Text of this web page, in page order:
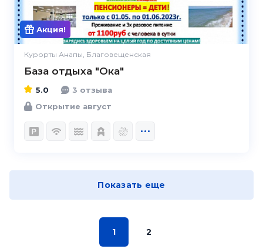
Акция!
Курорты Анапы, Благовещенская
База отдыха "Ока"
5.0
3 отзыва
Открытие август
Показать еще
1 2